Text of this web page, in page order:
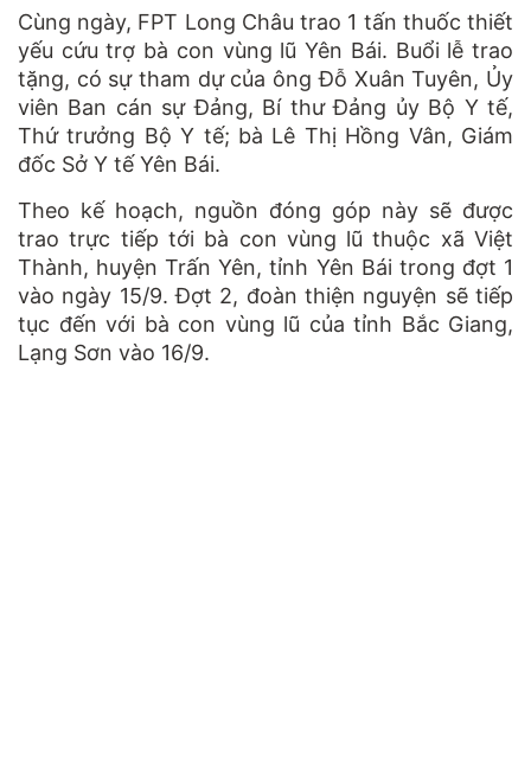
Cùng ngày, FPT Long Châu trao 1 tấn thuốc thiết
yếu cứu trợ bà con vùng lũ Yên Bái. Buổi lễ trao
tặng, có sự tham dự của ông Đỗ Xuân Tuyên, Ủy
viên Ban cán sự Đảng, Bí thư Đảng ủy Bộ Y tế,
Thứ trưởng Bộ Y tế; bà Lê Thị Hồng Vân, Giám
đốc Sở Y tế Yên Bái.
Theo kế hoạch, nguồn đóng góp này sẽ được
trao trực tiếp tới bà con vùng lũ thuộc xã Việt
Thành, huyện Trấn Yên, tỉnh Yên Bái trong đợt 1
vào ngày 15/9. Đợt 2, đoàn thiện nguyện sẽ tiếp
tục đến với bà con vùng lũ của tỉnh Bắc Giang,
Lạng Sơn vào 16/9.